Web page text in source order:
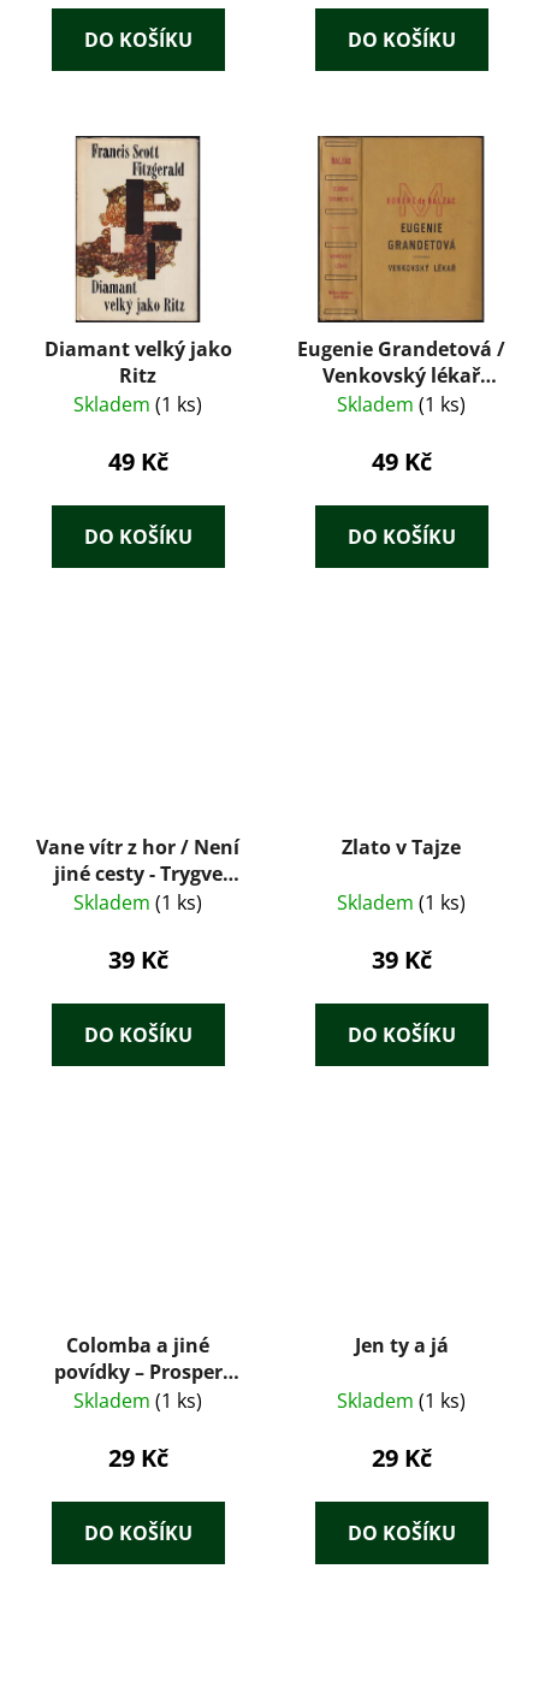
DO KOŠÍKU DO KOŠÍKU
Diamant velký jako
Ritz
Skladem (1 ks)
49 Kč
DO KOŠÍKU
Eugenie Grandetová /
Venkovský lékař
(1929) – Honoré de
František Tichý
Skladem (1 ks)
49 Kč
DO KOŠÍKU
Vane vítr z hor / Není
jiné cesty - Trygve
Gulbranssen
Skladem (1 ks)
39 Kč
DO KOŠÍKU
Zlato v Tajze
Skladem (1 ks)
39 Kč
DO KOŠÍKU
Colomba a jiné
povídky – Prosper
Mérimée (1959)
Skladem (1 ks)
29 Kč
DO KOŠÍKU
Jen ty a já
Skladem (1 ks)
29 Kč
DO KOŠÍKU